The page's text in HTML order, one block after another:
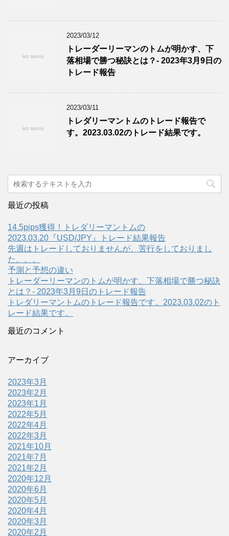
2023/03/12
トレーダーリーマンのトムが明かす、下
落相場で勝つ秘訣とは？- 2023年3月9日の
トレード報告
2023/03/11
トレダリーマントムのトレード報告で
す。2023.03.02のトレード結果です。
最近の投稿
14.5pips獲得！トレダリーマントムの
2023.03.20『USD/JPY』トレード結果報告
先週はトレードしておりませんが、苦行をしておりまし
た。。。
予測と予想の違い
トレーダーリーマンのトムが明かす、下落相場で勝つ秘訣
とは？- 2023年3月9日のトレード報告
トレダリーマントムのトレード報告です。2023.03.02のト
レード結果です。
最近のコメント
アーカイブ
2023年3月
2023年2月
2023年1月
2022年5月
2022年4月
2022年3月
2021年10月
2021年7月
2021年2月
2020年12月
2020年6月
2020年5月
2020年4月
2020年3月
2020年2月